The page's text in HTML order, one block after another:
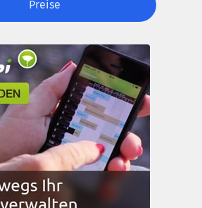
Preise